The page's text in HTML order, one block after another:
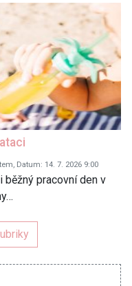
Datum: 14. 7. 2026 9:00
pracovní den v